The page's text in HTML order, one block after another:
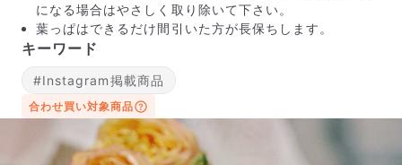
Q. 注文後にキャンセルできますか？
ご注文後一定時間内であればキャンセル可能です。
になる場合はやさしく取り除いて下さい。
葉っぱはできるだけ間引いた方が長保ちします。
キーワード
#Instagram掲載商品
合わせ買い対象商品